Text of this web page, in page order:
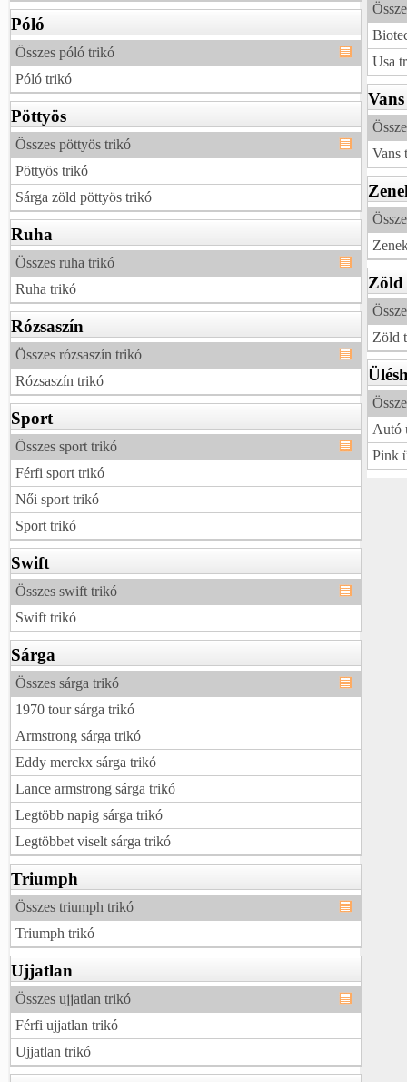
Póló
Összes póló trikó
Póló trikó
Pöttyös
Összes pöttyös trikó
Pöttyös trikó
Sárga zöld pöttyös trikó
Ruha
Összes ruha trikó
Ruha trikó
Rózsaszín
Összes rózsaszín trikó
Rózsaszín trikó
Sport
Összes sport trikó
Férfi sport trikó
Női sport trikó
Sport trikó
Swift
Összes swift trikó
Swift trikó
Sárga
Összes sárga trikó
1970 tour sárga trikó
Armstrong sárga trikó
Eddy merckx sárga trikó
Lance armstrong sárga trikó
Legtöbb napig sárga trikó
Legtöbbet viselt sárga trikó
Triumph
Összes triumph trikó
Triumph trikó
Ujjatlan
Összes ujjatlan trikó
Férfi ujjatlan trikó
Ujjatlan trikó
Usa
Vans
Vans
Zöld
Zöld
Autó
Pink